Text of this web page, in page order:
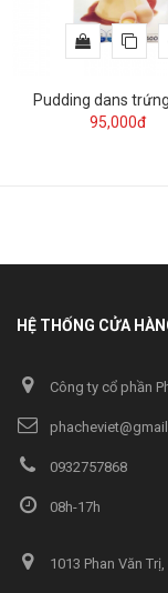
Pudding dans
95,000đ
HỆ THỐNG CỬA
Công ty cổ phần
0932757868
08h-17h
1013 Phan Văn